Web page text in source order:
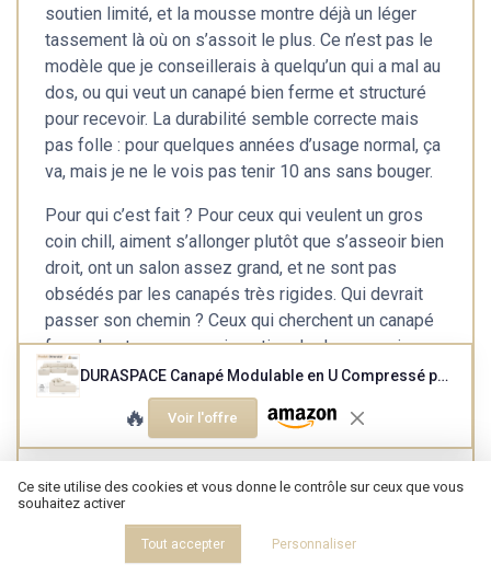
soutien limité, et la mousse montre déjà un léger
tassement là où on s’assoit le plus. Ce n’est pas le
modèle que je conseillerais à quelqu’un qui a mal au
dos, ou qui veut un canapé bien ferme et structuré
pour recevoir. La durabilité semble correcte mais
pas folle : pour quelques années d’usage normal, ça
va, mais je ne le vois pas tenir 10 ans sans bouger.
Pour qui c’est fait ? Pour ceux qui veulent un gros
coin chill, aiment s’allonger plutôt que s’asseoir bien
droit, ont un salon assez grand, et ne sont pas
obsédés par les canapés très rigides. Qui devrait
passer son chemin ? Ceux qui cherchent un canapé
ferme, haut, avec un vrai soutien de dos, ou qui
veulent un meuble très « classe » et ultra structuré.
En résumé : bon rapport confort / surface / prix, à
condition de savoir dans quoi tu t’embarques.
Voir l'offre
DURASPACE Canapé Modulable en U Compressé pour Salon, Canapés Modulaires en Velours Côtelé avec Assise Profonde, Canape Surdimensionné en Mousse à Mémoire de Forme, Aucun Assemblage Requis (Beige)
🔥 Voir l'offre
Ce site utilise des cookies et vous donne le contrôle sur ceux que vous
souhaitez activer
Tout accepter Personnaliser